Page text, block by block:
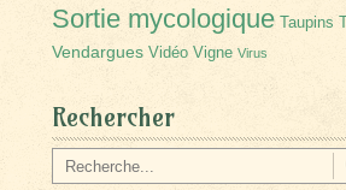
Sortie mycologique Taupins
Vendargues Vidéo Vigne Virus
Rechercher